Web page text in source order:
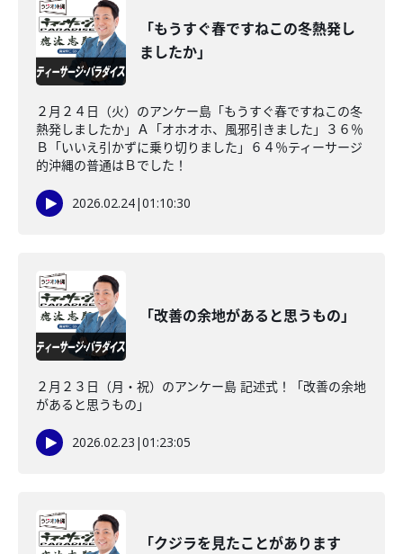
「もうすぐ春ですねこの冬熱発し
ましたか」
２月２４日（火）のアンケー島「もうすぐ春ですねこの冬
熱発しましたか」Ａ「オホオホ、風邪引きました」３６％
Ｂ「いいえ引かずに乗り切りました」６４％ティーサージ
的沖縄の普通はＢでした！
2026.02.24|01:10:30
「改善の余地があると思うもの」
２月２３日（月・祝）のアンケー島 記述式！「改善の余地
があると思うもの」
2026.02.23 |01:23:05
「クジラを見たことがあります